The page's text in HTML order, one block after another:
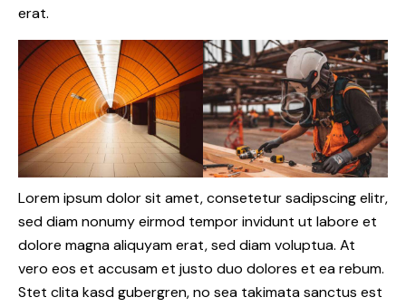
erat.
Lorem ipsum dolor sit amet, consetetur sadipscing elitr,
sed diam nonumy eirmod tempor invidunt ut labore et
dolore magna aliquyam erat, sed diam voluptua. At
vero eos et accusam et justo duo dolores et ea rebum.
Stet clita kasd gubergren, no sea takimata sanctus est